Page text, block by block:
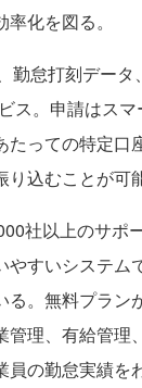
化を図る。
怠打刻デー
ス。申請はス
っての特定
込むことが可能
社以上のサポ
やすいシステ
。無料プラ
理、有給管理
の勤怠実績を